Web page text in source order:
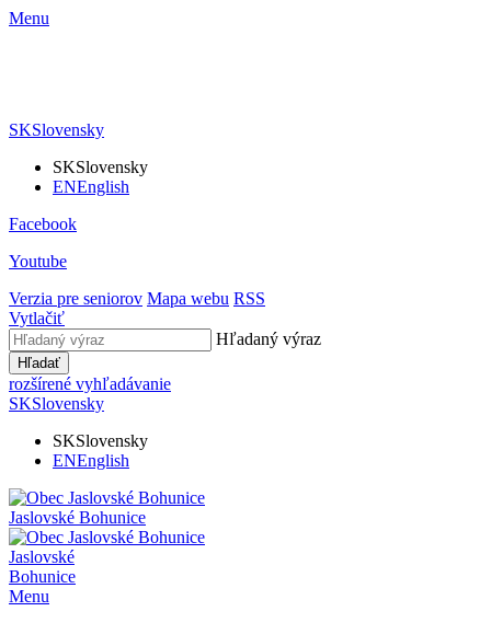
Menu
SKSlovensky
SKSlovensky
ENEnglish
Facebook
Youtube
Verzia pre seniorov Mapa webu RSS
Vytlačiť
Hľadaný výraz
Hľadať
rozšírené vyhľadávanie
SKSlovensky
SKSlovensky
ENEnglish
Jaslovské Bohunice
Jaslovské
Bohunice
Menu